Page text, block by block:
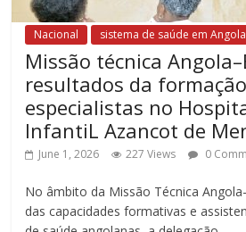
Nacional sistema de saúde em Angola
Missão técnica
resultados da
especialistas no
InfantiL Azancot de
June 1, 2026 227 Views 0
No âmbito da Missão Técnica
das capacidades formativas e